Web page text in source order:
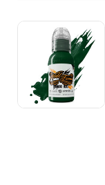
Количество